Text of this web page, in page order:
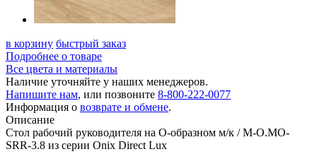
в корзину быстрый заказ
Подробнее о товаре
Все цвета и материалы
Наличие уточняйте у наших менеджеров.
Напишите нам, или позвоните 8-800-222-0077
Информация о возврате и обмене.
Описание
Стол рабочий руководителя на О-образном м/к / M-O.MO-
SRR-3.8 из серии Onix Direct Lux